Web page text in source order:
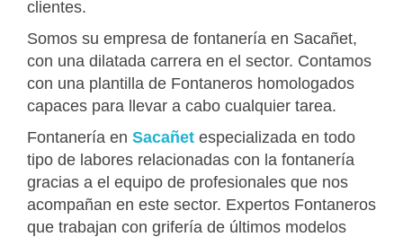
clientes.
Somos su empresa de fontanería en Sacañet,
con una dilatada carrera en el sector. Contamos
con una plantilla de Fontaneros homologados
capaces para llevar a cabo cualquier tarea.
Fontanería en Sacañet especializada en todo
tipo de labores relacionadas con la fontanería
gracias a el equipo de profesionales que nos
acompañan en este sector. Expertos Fontaneros
que trabajan con grifería de últimos modelos